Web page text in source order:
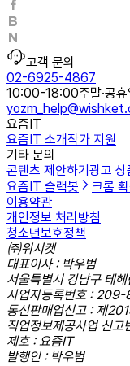
고객 문의
02-6925-4867
10:00-18:00주말·공
요즘IT
요즘IT 소개작가 지원
기타 문의
콘텐츠 제안하기 광고 상
요즘IT 슬랙봇
크롬
이용약관
개인정보 처리방침
청소년보호정책
㈜위시켓
대표이사 : 박우범
서울특별시 강남구 테
사업자등록번호 :
통신판매업신고 : 제
직업정보제공사업 신
제호 : 요즘IT
발행인 : 박우범